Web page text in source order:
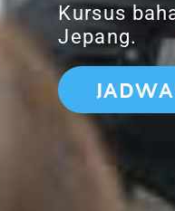
Kursus
Jepang.